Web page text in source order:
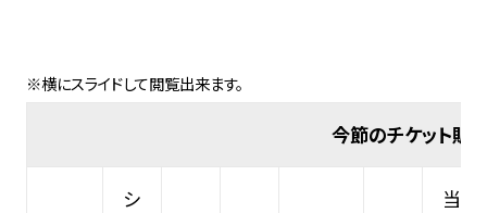
今節のチケット販
シ
当